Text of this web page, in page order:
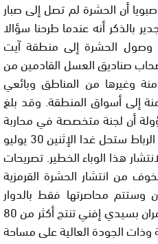
أن الحشرة لم تصل إلى صبار
بالذكر أنه عندما طرحنا سؤالا
الحشرة إلى منطقة آيت
صناديق العسل القادمين من
وغيرها من المناطق وبائعي
إلى أسواق المنطقة. وقد بلغ
أن لجنة متخصصة في محاربة
هذه الحشرة الخطيرة قادمة من الرباط ستحل غدا الإثنين 30 يوليو
هذا الوباء الخطير. تصريحات
من انتشار الحشرة القرمزية
وستتم محاصرتها فقط بالدوار
المذكور، يذكر أن منطقة آيت بعمران بسيدي إفني تنتج أكثر من 80
وذات الجودة العالية على مساحة